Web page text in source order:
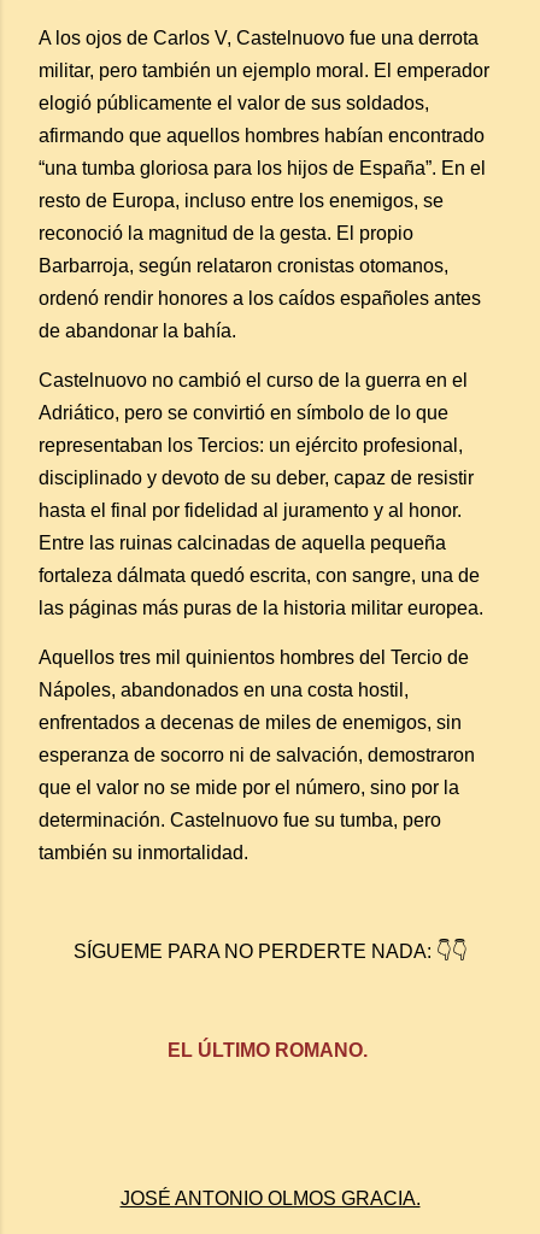
A los ojos de Carlos V, Castelnuovo fue una derrota
militar, pero también un ejemplo moral. El emperador
elogió públicamente el valor de sus soldados,
afirmando que aquellos hombres habían encontrado
“una tumba gloriosa para los hijos de España”. En el
resto de Europa, incluso entre los enemigos, se
reconoció la magnitud de la gesta. El propio
Barbarroja, según relataron cronistas otomanos,
ordenó rendir honores a los caídos españoles antes
de abandonar la bahía.
Castelnuovo no cambió el curso de la guerra en el
Adriático, pero se convirtió en símbolo de lo que
representaban los Tercios: un ejército profesional,
disciplinado y devoto de su deber, capaz de resistir
hasta el final por fidelidad al juramento y al honor.
Entre las ruinas calcinadas de aquella pequeña
fortaleza dálmata quedó escrita, con sangre, una de
las páginas más puras de la historia militar europea.
Aquellos tres mil quinientos hombres del Tercio de
Nápoles, abandonados en una costa hostil,
enfrentados a decenas de miles de enemigos, sin
esperanza de socorro ni de salvación, demostraron
que el valor no se mide por el número, sino por la
determinación. Castelnuovo fue su tumba, pero
también su inmortalidad.
SÍGUEME PARA NO PERDERTE NADA: 👇👇
EL ÚLTIMO ROMANO.
JOSÉ ANTONIO OLMOS GRACIA.